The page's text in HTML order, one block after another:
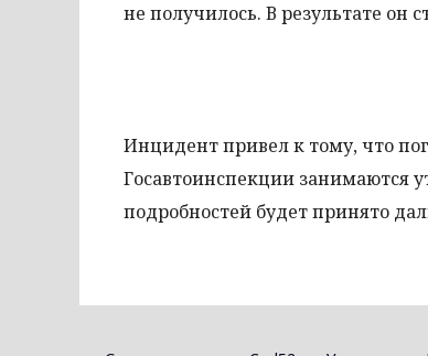
не получилось. В результате он
Инцидент привел к тому, что
Госавтоинспекции занимаются
подробностей будет принято